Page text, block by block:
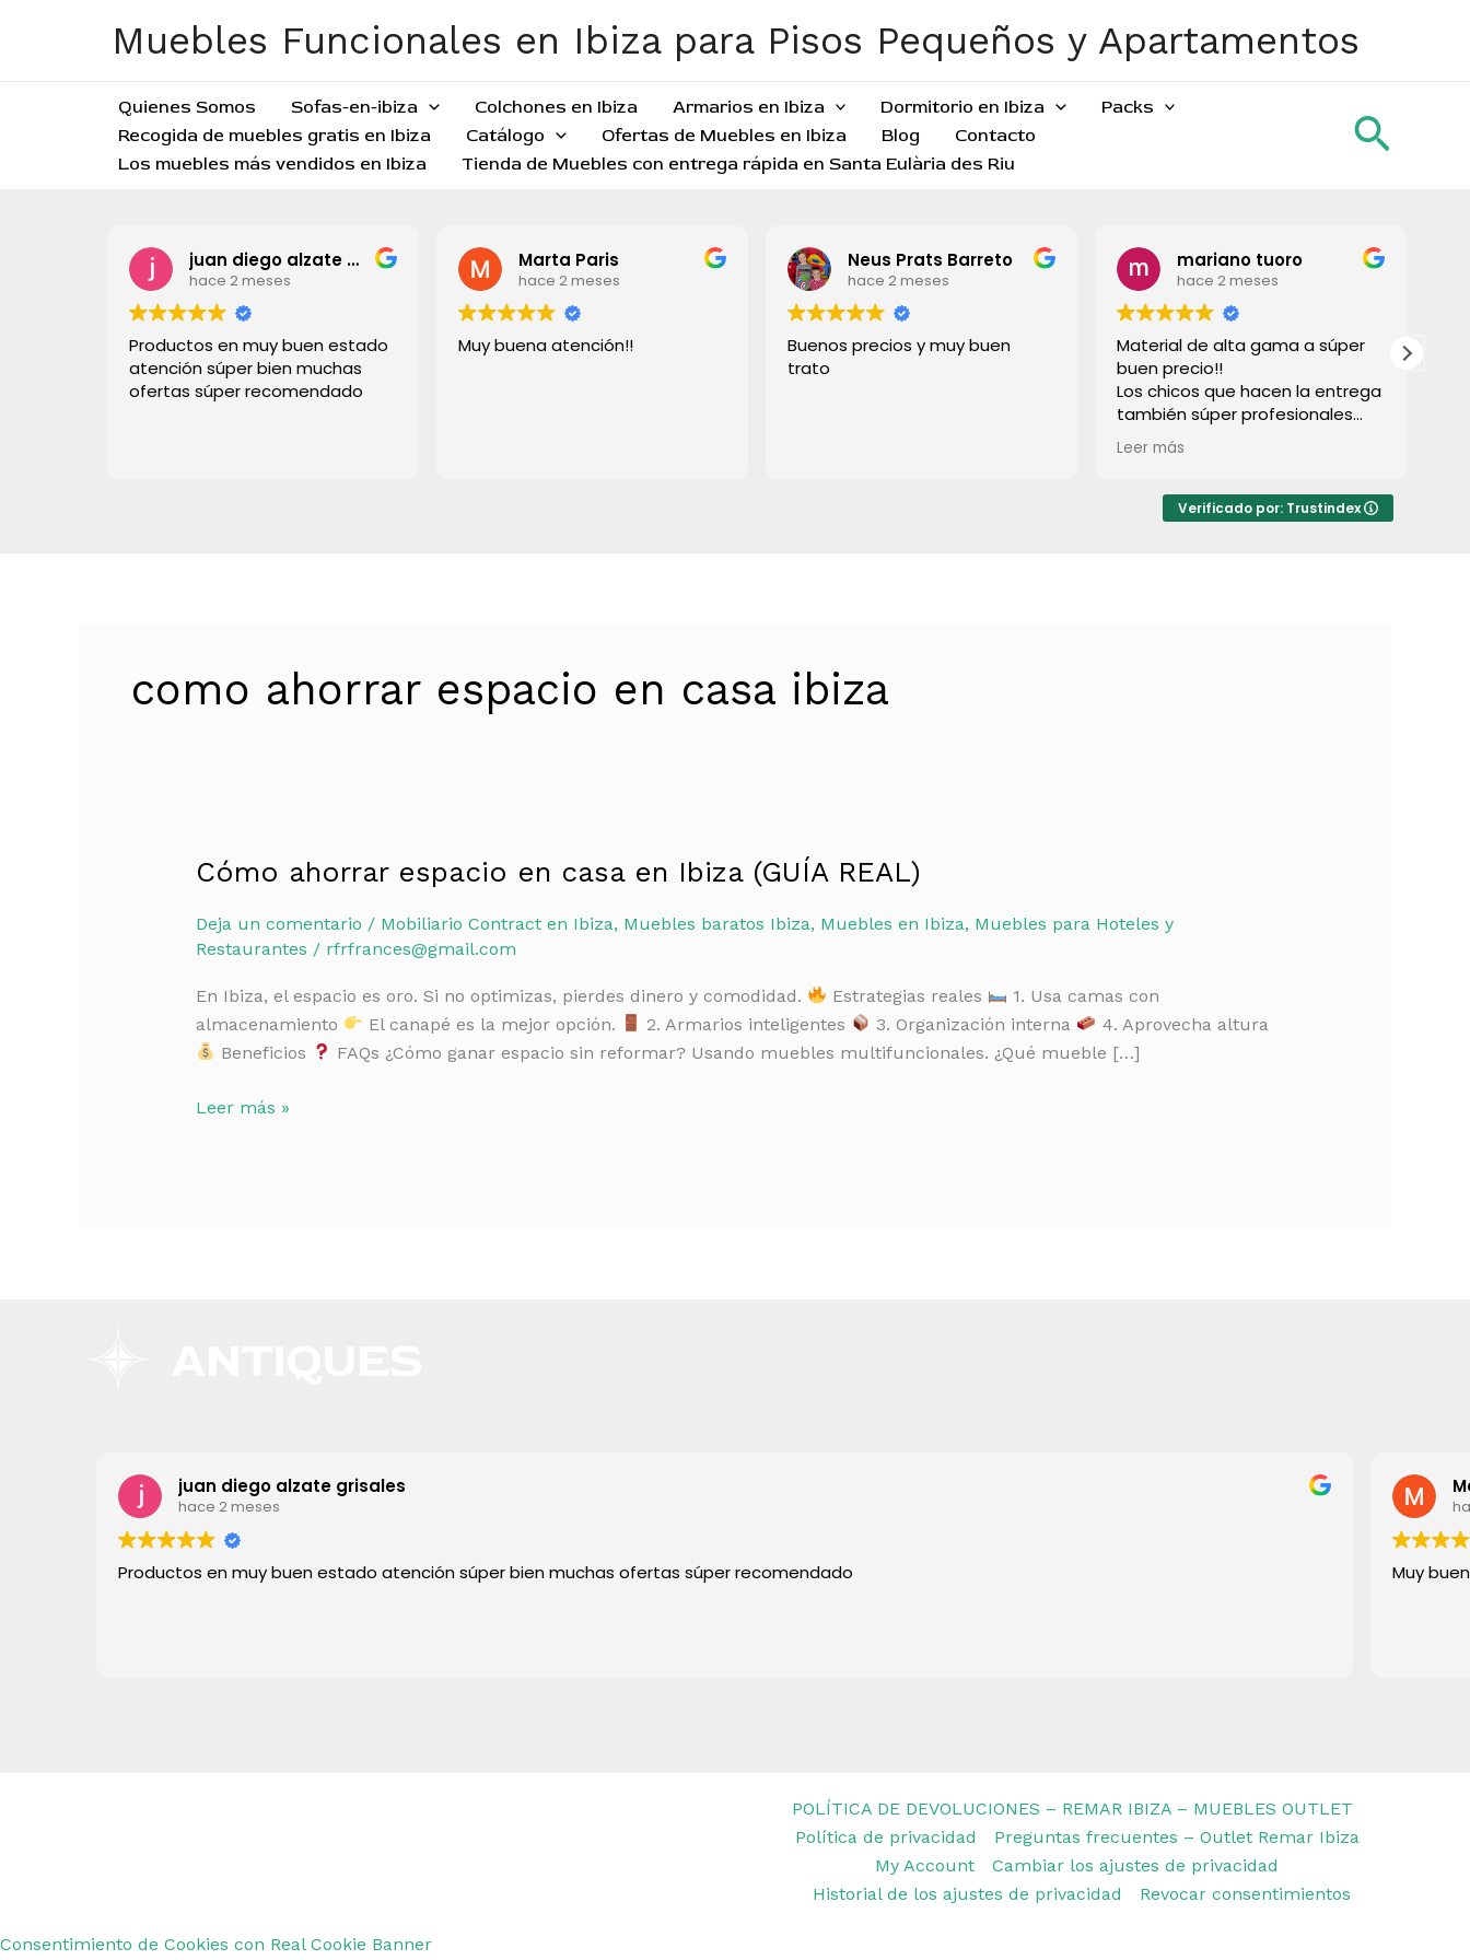
Muebles Funcionales en Ibiza para Pisos Pequeños y Apartamentos
Quienes Somos Sofas-en-ibiza Colchones en Ibiza Armarios en Ibiza Dormitorio en Ibiza
Packs
Recogida de muebles gratis en Ibiza
Catálogo Ofertas de Muebles en Ibiza Blog
Contacto
Los muebles más vendidos en Ibiza
Tienda de Muebles con entrega rápida en Santa Eulària des Riu
juan diego alzate grisales
hace 2 meses
Productos en muy buen estado
atención súper bien muchas
ofertas súper recomendado
Marta Paris
hace 2 meses
Muy buena atención!!
Neus Prats Barreto
hace 2 meses
Buenos precios y muy buen
trato
mariano tuoro
hace 2 meses
Material de alta gama a súper
buen precio!!
Los chicos que hacen la entrega
también súper profesionales
rápido e súper limpios! Lo
recomiendo a todos!
Leer más
Verificado por: Trustindex
como ahorrar espacio en casa ibiza
Cómo ahorrar espacio en casa en Ibiza (GUÍA REAL)
Deja un comentario / Mobiliario Contract en Ibiza, Muebles baratos Ibiza, Muebles en Ibiza, Muebles para Hoteles y
Restaurantes / rfrfrances@gmail.com
En Ibiza, el espacio es oro. Si no optimizas, pierdes dinero y comodidad. Estrategias reales
1. Usa camas con
almacenamiento
El canapé es la mejor opción. 2. Armarios inteligentes 3. Organización interna
4. Aprovecha altura
Beneficios
FAQs ¿Cómo ganar espacio sin reformar? Usando muebles multifuncionales. ¿Qué mueble […]
Cómo
espacio
en
Ibiza
(GUÍA
Leer más »
juan diego alzate grisales
hace 2 meses
Productos en muy buen estado atención súper bien muchas ofertas súper recomendado Muy
POLÍTICA DE DEVOLUCIONES – REMAR IBIZA – MUEBLES OUTLET
Política de privacidad
Preguntas frecuentes – Outlet Remar Ibiza
My Account
Cambiar los ajustes de privacidad
Historial de los ajustes de privacidad
Revocar consentimientos
Consentimiento de Cookies con Real Cookie Banner